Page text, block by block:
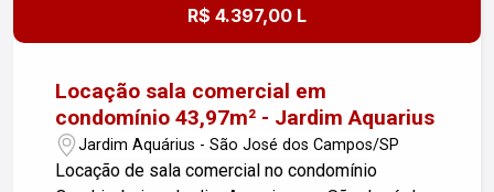
R$ 4.397,00 L
Locação sala comercial em
condomínio 43,97m² - Jardim Aquarius
Jardim Aquárius - São José dos Campos/SP
Locação de sala comercial no condomínio